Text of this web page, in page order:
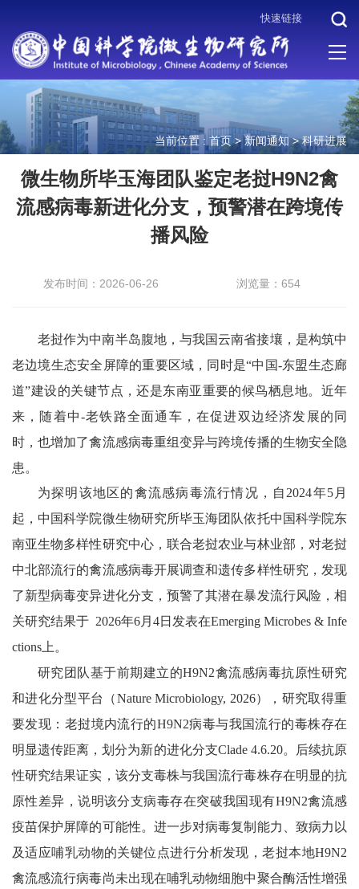
快速链接
当前位置 : 首页>新闻通知>科研进展
微生物所毕玉海团队鉴定老挝H9N2禽
流感病毒新进化分支，预警潜在跨境传
播风险
发布时间：2026-06-26 浏览量：654
老挝作为中南半岛腹地，与我国云南省接壤，是构筑中
老边境生态安全屏障的重要区域，同时是“中国-东盟生态廊
道”建设的关键节点，还是东南亚重要的候鸟栖息地。近年
来，随着中-老铁路全面通车，在促进双边经济发展的同
时，也增加了禽流感病毒重组变异与跨境传播的生物安全隐
患。
为探明该地区的禽流感病毒流行情况，自2024年5月
起，中国科学院微生物研究所毕玉海团队依托中国科学院东
南亚生物多样性研究中心，联合老挝农业与林业部，对老挝
中北部流行的禽流感病毒开展调查和遗传多样性研究，发现
了新型病毒变异进化分支，预警了其潜在暴发流行风险，相
关研究结果于 2026年6月4日发表在Emerging Microbes & Infe
ctions上。
研究团队基于前期建立的H9N2禽流感病毒抗原性研究
和进化分型平台（Nature Microbiology, 2026），研究取得重
要发现：老挝境内流行的H9N2病毒与我国流行的毒株存在
明显遗传距离，划分为新的进化分支Clade 4.6.20。后续抗原
性研究结果证实，该分支毒株与我国流行毒株存在明显的抗
原性差异，说明该分支病毒存在突破我国现有H9N2禽流感
疫苗保护屏障的可能性。进一步对病毒复制能力、致病力以
及适应哺乳动物的关键位点进行分析发现，老挝本地H9N2
禽流感流行病毒尚未出现在哺乳动物细胞中聚合酶活性增强